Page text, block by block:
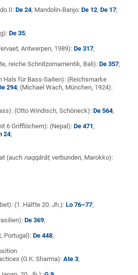
II:De 24; Mandolin-Banjo:De 12,De 17;
De 35;
Antwerpen, 1989):De 317;
reiche Schnitzornamentik, Bali):De 357;
Hals für Bass-Saiten): (Reichsmarke
294; (Michael Wach, München, 1924):
(Otto Windisch, Schöneck):De 564;
6 Grifflöchern): (Nepal):De 471;
24;
(auch naqqārāt; verbunden, Marokko):
(1. Hälfte 20. Jh.):Lo 76–77;
De 369;
Portugal):De 448;
(G.K. Sharma):Ate 3;